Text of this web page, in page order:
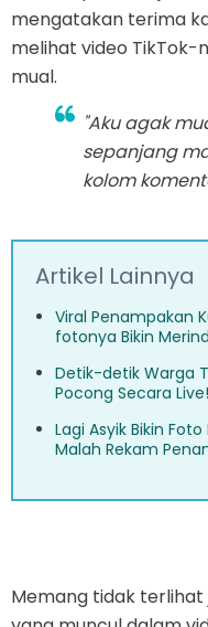
mengatakan terima
melihat video TikTok-
mual.
"Aku agak
sepanjang
kolom
Artikel Lainnya
Viral Penampakan
fotonya Bikin
Detik-detik Warga
Pocong Secara Live!
Lagi Asyik Bikin
Malah Rekam
Memang tidak